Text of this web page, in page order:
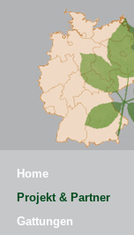
Home
Projekt & Partner
Gattungen